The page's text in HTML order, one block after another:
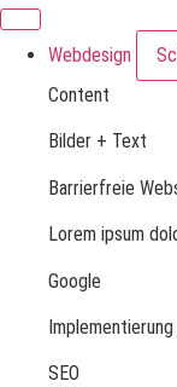
Webdesign
Content
Bilder + Text
Barrierfreie
Lorem ipsum
Google
SEO